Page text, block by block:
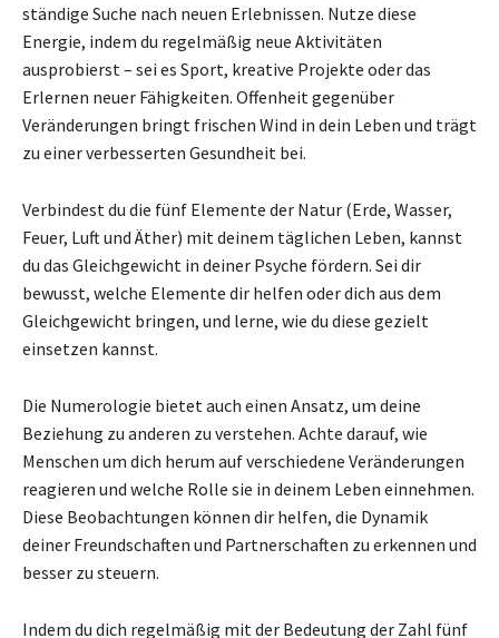
ständige Suche nach neuen Erlebnissen. Nutze diese
Energie, indem du regelmäßig neue Aktivitäten
ausprobierst – sei es Sport, kreative Projekte oder das
Erlernen neuer Fähigkeiten. Offenheit gegenüber
Veränderungen bringt frischen Wind in dein Leben und trägt
zu einer verbesserten Gesundheit bei.
Verbindest du die fünf Elemente der Natur (Erde, Wasser,
Feuer, Luft und Äther) mit deinem täglichen Leben, kannst
du das Gleichgewicht in deiner Psyche fördern. Sei dir
bewusst, welche Elemente dir helfen oder dich aus dem
Gleichgewicht bringen, und lerne, wie du diese gezielt
einsetzen kannst.
Die Numerologie bietet auch einen Ansatz, um deine
Beziehung zu anderen zu verstehen. Achte darauf, wie
Menschen um dich herum auf verschiedene Veränderungen
reagieren und welche Rolle sie in deinem Leben einnehmen.
Diese Beobachtungen können dir helfen, die Dynamik
deiner Freundschaften und Partnerschaften zu erkennen und
besser zu steuern.
Indem du dich regelmäßig mit der Bedeutung der Zahl fünf